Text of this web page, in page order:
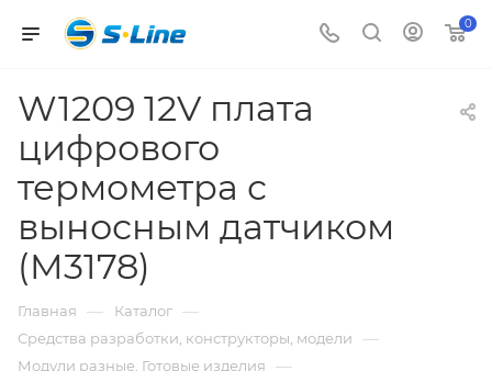
0
W1209 12V плата
цифрового
термометра с
выносным датчиком
(M3178)
Главная — Каталог —
Средства разработки, конструкторы, модели —
Модули разные, Готовые изделия —